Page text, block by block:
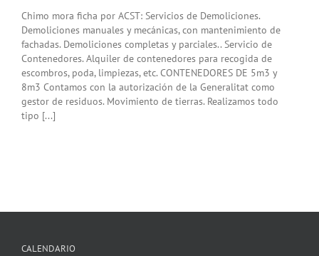
Chimo mora ficha por ACST: Servicios de Demoliciones.
Demoliciones manuales y mecánicas, con mantenimiento de
fachadas. Demoliciones completas y parciales.. Servicio de
Contenedores. Alquiler de contenedores para recogida de
escombros, poda, limpiezas, etc. CONTENEDORES DE 5m3 y
8m3 Contamos con la autorización de la Generalitat como
gestor de residuos. Movimiento de tierras. Realizamos todo
tipo [...]
CALENDARIO